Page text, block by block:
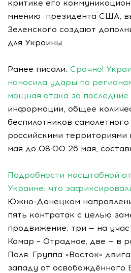
критике его
мнению президента США,
Зеленского создают
для Украины.
Ранее писали: Срочно!
наносила удары по
мощная атака за последние
информации, общее
беспилотников
российскими
мая до 08:00 26 мая,
Подробности масштабной
Украине: что
Южно-Донецком
пять контратак с целью
продвижение: три — на
Комар – Отрадное, две — в
Поля. Группа «Восток»
западу от освобождённого